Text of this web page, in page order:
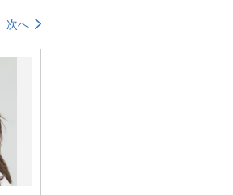
次へ